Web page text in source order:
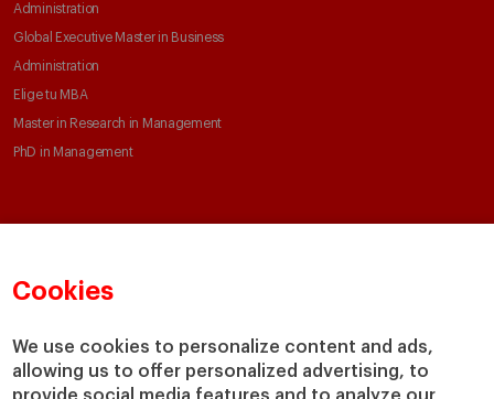
Cookies
We use cookies to personalize content and ads,
allowing us to offer personalized advertising, to
Administration
Global Executive Master in Business
Administration
Elige tu MBA
Master in Research in Management
PhD in Management
Departamentos académicos
Cátedras
IESE Insight
Nuestro impacto
Colabora con el IESE